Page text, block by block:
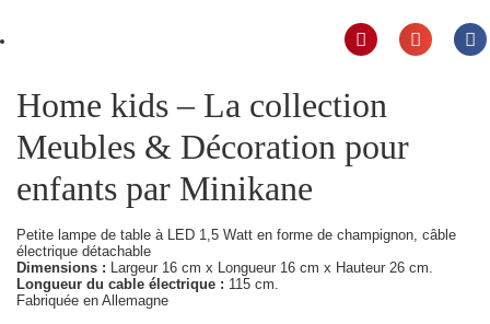
Home kids – La collection
Meubles & Décoration pour
enfants par Minikane
Petite lampe de table à LED 1,5 Watt en forme de champignon, câble
électrique détachable
Dimensions : Largeur 16 cm x Longueur 16 cm x Hauteur 26 cm.
Longueur du cable électrique : 115 cm.
Fabriquée en Allemagne